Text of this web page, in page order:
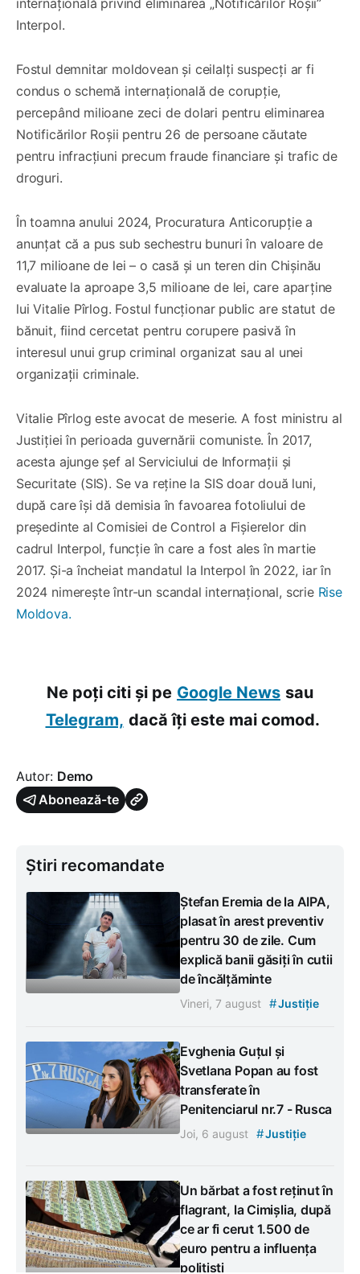
Interpol.
Fostul demnitar moldovean și ceilalți suspecți ar fi
condus o schemă internațională de corupție,
percepând milioane zeci de dolari pentru eliminarea
Notificărilor Roșii pentru 26 de persoane căutate
pentru infracțiuni precum fraude financiare și trafic de
droguri.
În toamna anului 2024, Procuratura Anticorupție a
anunțat că a pus sub sechestru bunuri în valoare de
11,7 milioane de lei – o casă și un teren din Chișinău
evaluate la aproape 3,5 milioane de lei, care aparține
lui Vitalie Pîrlog. Fostul funcționar public are statut de
bănuit, fiind cercetat pentru corupere pasivă în
interesul unui grup criminal organizat sau al unei
organizații criminale.
Vitalie Pîrlog este avocat de meserie. A fost ministru al
Justiției în perioada guvernării comuniste. În 2017,
acesta ajunge șef al Serviciului de Informații și
Securitate (SIS). Se va reține la SIS doar două luni,
după care își dă demisia în favoarea fotoliului de
președinte al Comisiei de Control a Fișierelor din
cadrul Interpol, funcție în care a fost ales în martie
2017. Și-a încheiat mandatul la Interpol în 2022, iar în
2024 nimerește într-un scandal internațional, scrie Rise
Moldova.
Ne poți citi și pe Google News sau
Telegram, dacă îți este mai comod.
Autor: Demo
Abonează-te
Știri recomandate
Ștefan Eremia de la AIPA,
plasat în arest preventiv
pentru 30 de zile. Cum
explică banii găsiți în cutii
de încălțăminte
Vineri, 7 august #Justiție
Evghenia Guțul și
Svetlana Popan au fost
transferate în
Penitenciarul nr.7 - Rusca
Joi, 6 august #Justiție
Un bărbat a fost reținut în
flagrant, la Cimișlia, după
ce ar fi cerut 1.500 de
euro pentru a influența
polițiști